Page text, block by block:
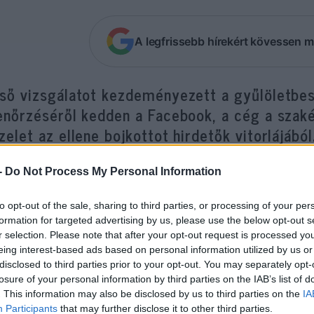
Do Not Process My Personal Information
opt-out of the sale, sharing to third parties, or processing of your
for targeted advertising by us, please use the below opt-out
selection. Please note that after your opt-out request is processed
interest-based ads based on personal information utilized by us
to third parties prior to your opt-out. You may separately
of your personal information by third parties on the IAB’s list of
This information may also be disclosed by us to third parties on the
Participants that may further disclose it to other third parties.
A legfrissebb hírekért kövessen
vizsgálatot kezdeményezett a
kedden a Facebook, a cég a
az ellene bojkottot hirdetők vitorlájából.
időben számos vállalat csatlakozott az
„Stop Hate for Profit”
tesz annak érdekében, hogy kiszűrje a
több nagy céget meggyőzni arról, hogy
így nyomást gyakorolva a szabályozás
vállalatok is csatlakoztak, mint például az
Cola.